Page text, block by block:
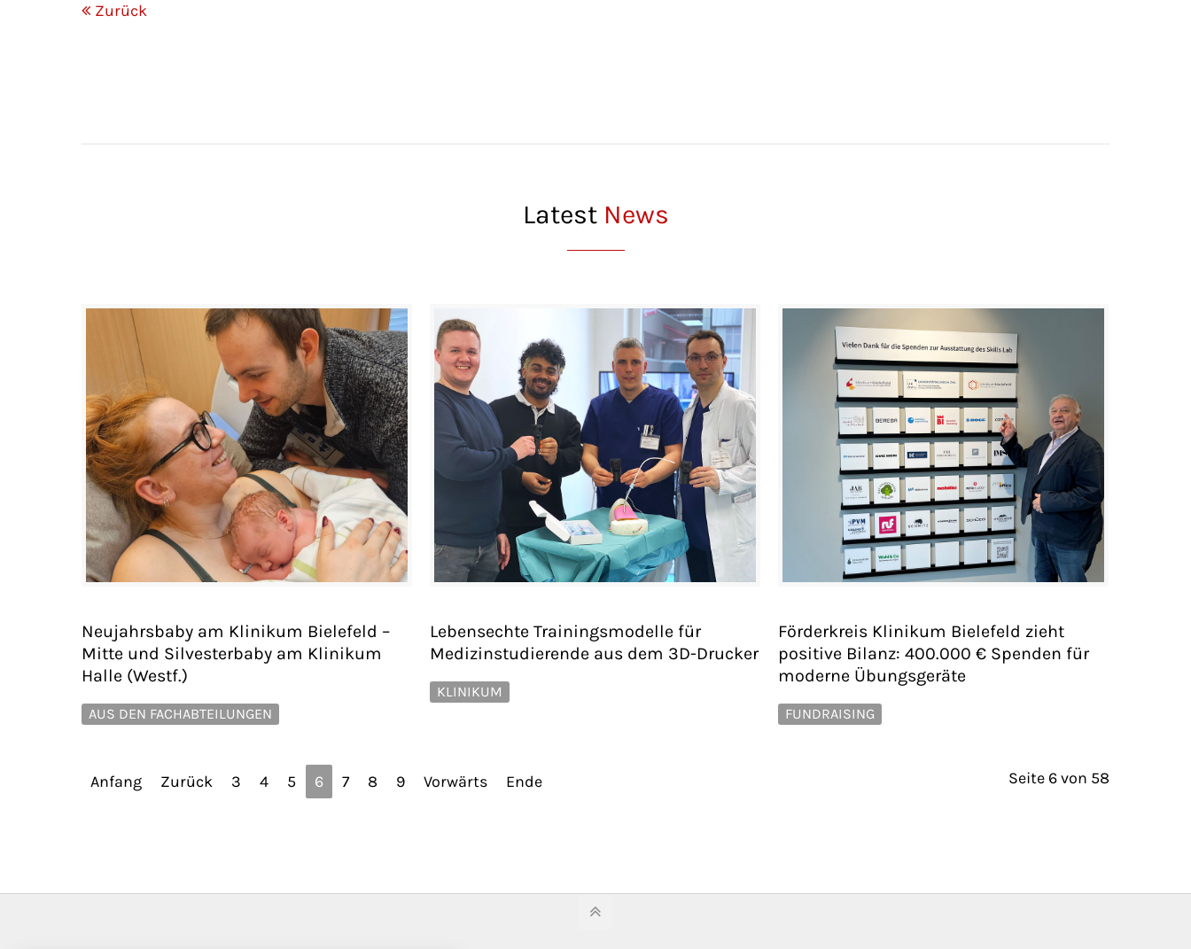
Zurück
Latest News
Neujahrsbaby am Klinikum Bielefeld –
Mitte und Silvesterbaby am Klinikum
Halle (Westf.)
AUS DEN FACHABTEILUNGEN
Lebensechte Trainingsmodelle für
Medizinstudierende aus dem 3D-Drucker
KLINIKUM
Förderkreis Klinikum Bielefeld zieht
positive Bilanz: 400.000 € Spenden für
moderne Übungsgeräte
FUNDRAISING
Seite 6 von 58
Anfang Zurück 3 4 5 6 7 8 9 Vorwärts Ende